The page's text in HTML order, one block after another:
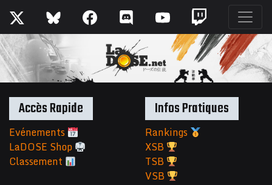
Accès Rapide
Evénements
LaDOSE Shop
Classement
Infos Pratiques
Rankings
XSB
TSB
VSB